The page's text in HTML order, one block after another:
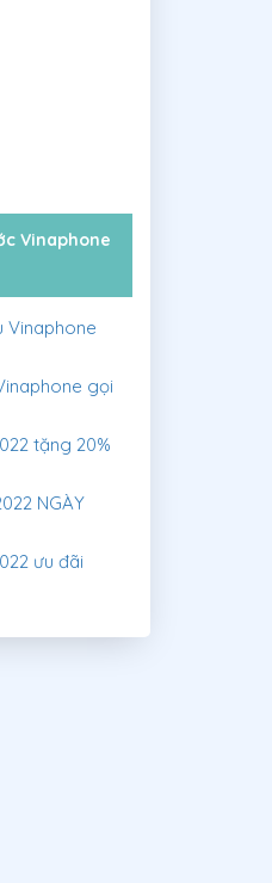
Vinaphone
Vinaphone
gọi
tặng 20%
NGÀY
ưu đãi